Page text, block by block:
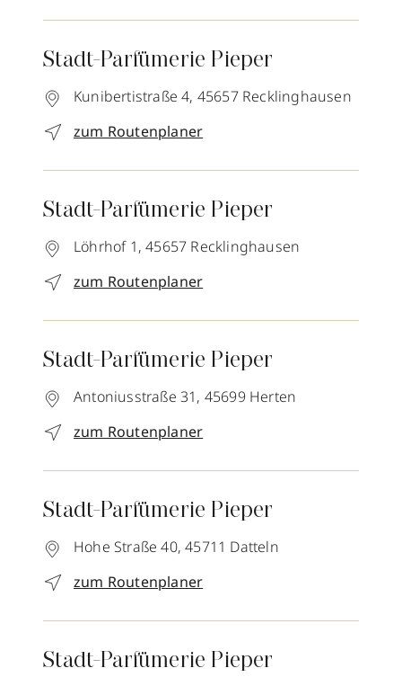
Stadt-Parfümerie Pieper
Kunibertistraße 4, 45657 Recklinghausen
zum Routenplaner
Stadt-Parfümerie Pieper
Löhrhof 1, 45657 Recklinghausen
zum Routenplaner
Stadt-Parfümerie Pieper
Antoniusstraße 31, 45699 Herten
zum Routenplaner
Stadt-Parfümerie Pieper
Hohe Straße 40, 45711 Datteln
zum Routenplaner
Stadt-Parfümerie Pieper